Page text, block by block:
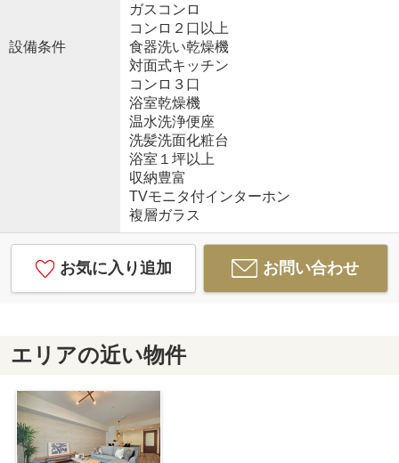
設備条件
ガスコンロ
コンロ２口以上
食器洗い乾燥機
対面式キッチン
コンロ３口
浴室乾燥機
温水洗浄便座
洗髪洗面化粧台
浴室１坪以上
収納豊富
TVモニタ付インターホン
複層ガラス
お気に入り追加 お問い合わせ
エリアの近い物件